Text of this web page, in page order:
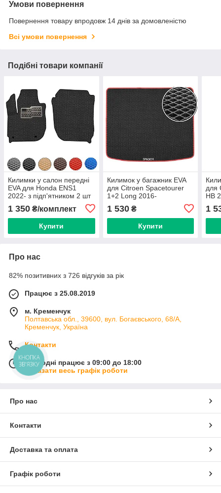
Умови повернення
Повернення товару впродовж 14 днів за домовленістю
Всі умови повернення
Подібні товари компанії
Килимки у салон передні
EVA для Honda ENS1
2022- з підп'ятником 2 шт
1 350 ₴/комплект
Купити
Килимок у багажник EVA
для Citroen Spacetourer
1+2 Long 2016-
1 530₴
Купити
для
НВ
1
Про нас
82% позитивних з 726 відгуків за рік
Працює з 25.08.2019
м. Кременчук
Полтавська обл., 39600, вул. Богаєвського, 68/А,
Кременчук, Україна
Контакти
Сьогодні працює з 09:00 до 18:00
Показати весь графік роботи
Про нас
Контакти
Доставка та оплата
Графік роботи
КНОПКА
ЗВ'ЯЗКУ